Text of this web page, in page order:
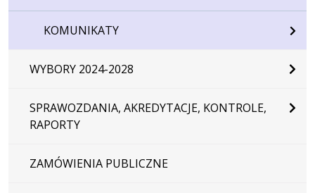
KOMUNIKATY
WYBORY 2024-2028
SPRAWOZDANIA, AKREDYTACJE, KONTROLE,
RAPORTY
ZAMÓWIENIA PUBLICZNE